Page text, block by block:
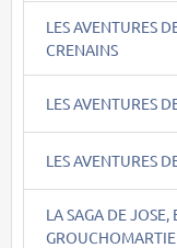
LES AVENTURES
CRENAINS
LES AVENTURES
LES AVENTURES
LA SAGA DE JOSE,